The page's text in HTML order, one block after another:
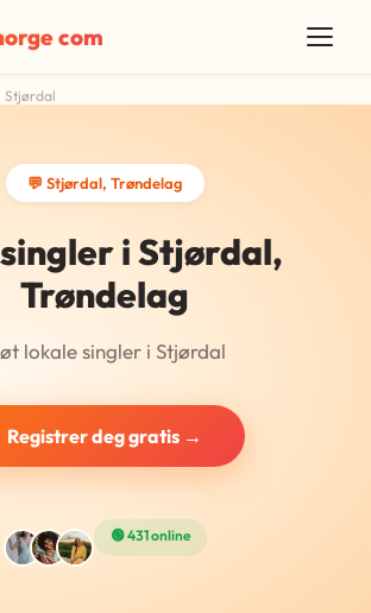
com
Stjørdal
💬 Stjørdal, Trøndelag
i Stjørdal,
Trøndelag
lokale singler i Stjørdal
Registrer deg gratis →
🟢 431 online